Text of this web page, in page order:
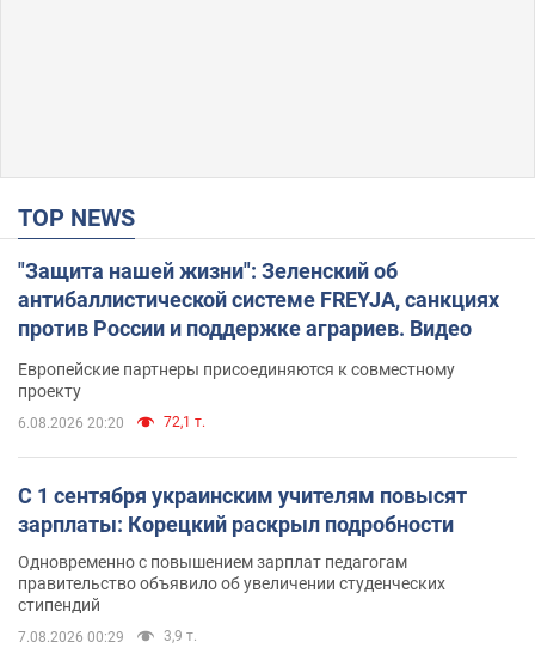
TOP NEWS
"Защита нашей жизни": Зеленский об
антибаллистической системе FREYJA, санкциях
против России и поддержке аграриев. Видео
Европейские партнеры присоединяются к совместному
проекту
6.08.2026 20:20 72,1 т.
С 1 сентября украинским учителям повысят
зарплаты: Корецкий раскрыл подробности
Одновременно с повышением зарплат педагогам
правительство объявило об увеличении студенческих
стипендий
7.08.2026 00:29 3,9 т.